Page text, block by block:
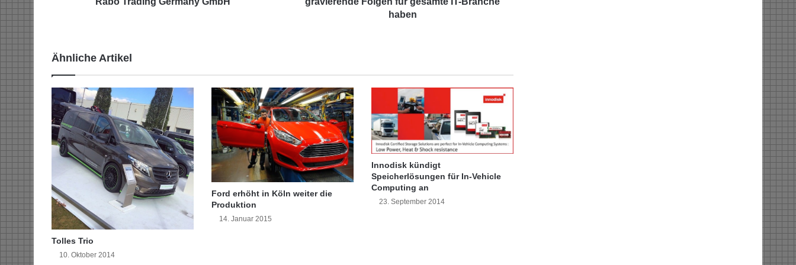
r
G
e
s
c
h
ä
f
ü
h
r
e
a
t
t
e
n
-
P
r
o
u
haben
Ähnliche Artikel
Tolles Trio
10. Oktober 2014
Ford erhöht in Köln weiter die
Produktion
14. Januar 2015
Innodisk kündigt
Speicherlösungen für In-Vehicle
Computing an
23. September 2014